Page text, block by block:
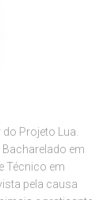
Projeto Lua.
Bacharelado em
Técnico em
pela causa